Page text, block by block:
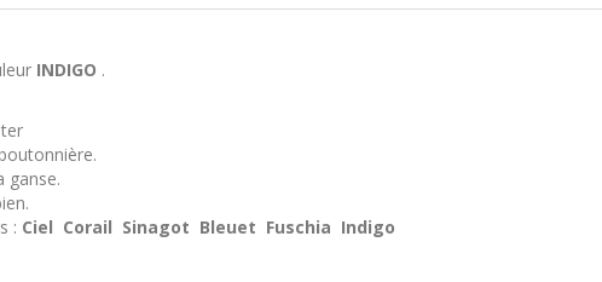
INDIGO .
ganse.
: Ciel Corail Sinagot Bleuet Fuschia Indigo